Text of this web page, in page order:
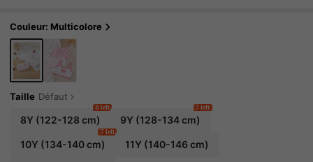
Couleur: Multicolore
Taille Défaut
8Y (122-128 cm)
8 left
9Y (128-134 cm)
7 left
10Y (134-140 cm)
7 left
11Y (140-146 cm)